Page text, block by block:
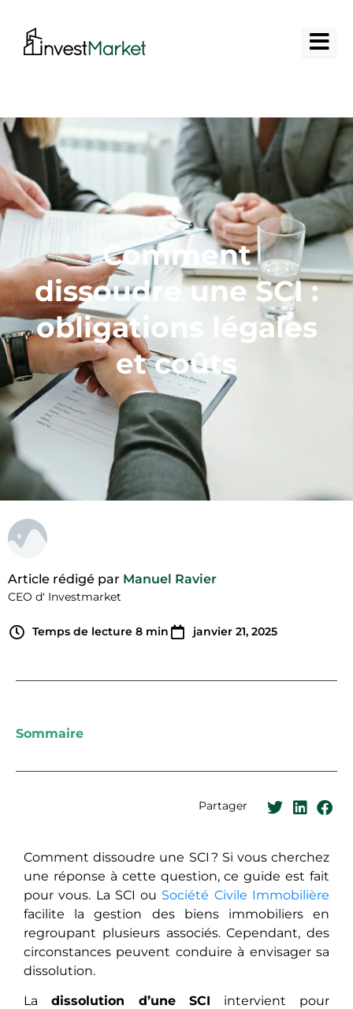
Comment
dissoudre une SCI :
obligations légales
et coûts
Article rédigé par Manuel Ravier
CEO d' Investmarket
Temps de lecture 8 min janvier 21, 2025
Sommaire
Partager
Comment dissoudre une SCI ? Si vous cherchez
une réponse à cette question, ce guide est fait
pour vous. La SCI ou Société Civile Immobilière
facilite la gestion des biens immobiliers en
regroupant plusieurs associés. Cependant, des
circonstances peuvent conduire à envisager sa
dissolution.
La dissolution d’une SCI intervient pour